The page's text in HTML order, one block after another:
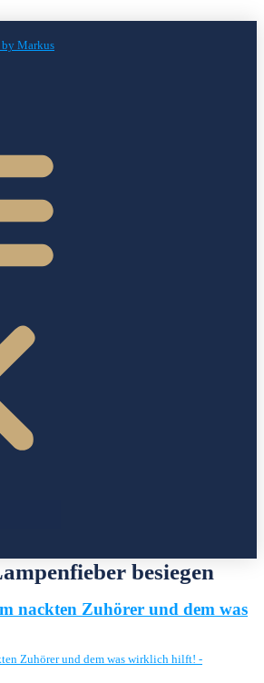
besiegen
nackten Zuhörer und dem was